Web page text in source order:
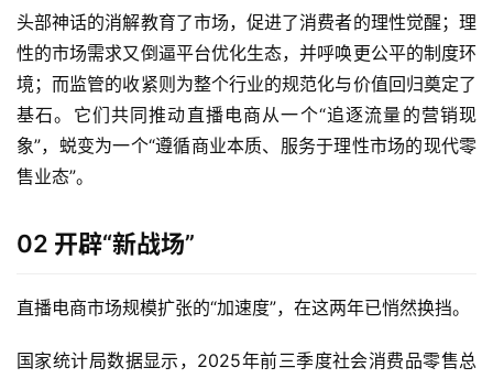
头部神话的消解教育了市场，促进了消费者的理性觉醒；理
性的市场需求又倒逼平台优化生态，并呼唤更公平的制度环
境；而监管的收紧则为整个行业的规范化与价值回归奠定了
基石。它们共同推动直播电商从一个“追逐流量的营销现
象”，蜕变为一个“遵循商业本质、服务于理性市场的现代零
售业态”。
02 开辟“新战场”
直播电商市场规模扩张的“加速度”，在这两年已悄然换挡。
国家统计局数据显示，2025年前三季度社会消费品零售总